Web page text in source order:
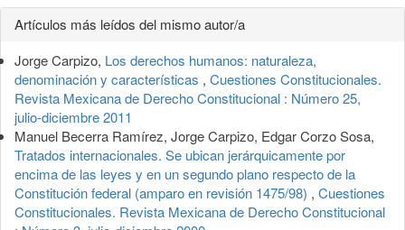
Detalles
del
artículo
Artículos más leídos del mismo autor/a
Jorge Carpizo, Los derechos humanos: naturaleza,
denominación y características , Cuestiones Constitucionales.
Revista Mexicana de Derecho Constitucional : Número 25,
julio-diciembre 2011
Manuel Becerra Ramírez, Jorge Carpizo, Edgar Corzo Sosa,
Tratados internacionales. Se ubican jerárquicamente por
encima de las leyes y en un segundo plano respecto de la
Constitución federal (amparo en revisión 1475/98) , Cuestiones
Constitucionales. Revista Mexicana de Derecho Constitucional